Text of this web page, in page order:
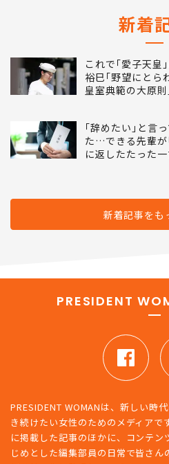
新着
これで｢愛子天皇
裕巳｢野望にとら
皇室典範の大原則
｢辞めたい｣と言
た…できる先輩が
に返したたった
新着記事をも
PRESIDENT
PRESIDENT WOMANは、新しい時
き続けたい女性のためのメディアで
に掲載した記事のほかに、コンテ
じめとした編集部員の日常で皆さ